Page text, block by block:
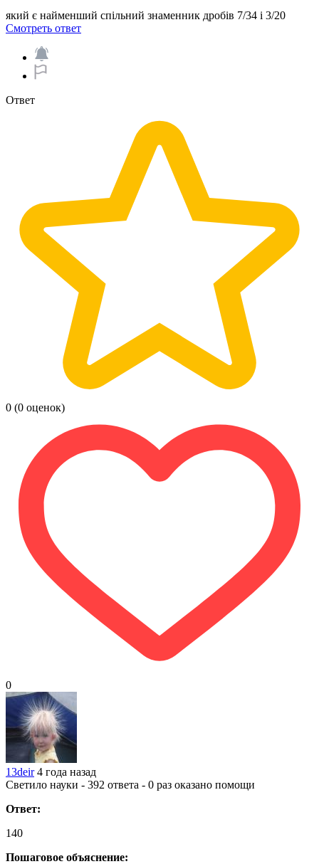
який є найменший спільний знаменник дробів 7/34 і 3/20
Смотреть ответ
Ответ
0 (0 оценок)
0
13deir 4 года назад
Светило науки - 392 ответа - 0 раз оказано помощи
Ответ:
140
Пошаговое объяснение: